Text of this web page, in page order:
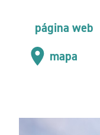
página web
mapa